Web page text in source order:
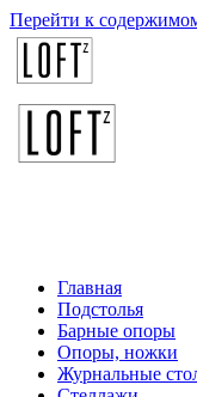
Перейти к
Главная
Подстолья
Барные опоры
Опоры, ножки
Журнальные